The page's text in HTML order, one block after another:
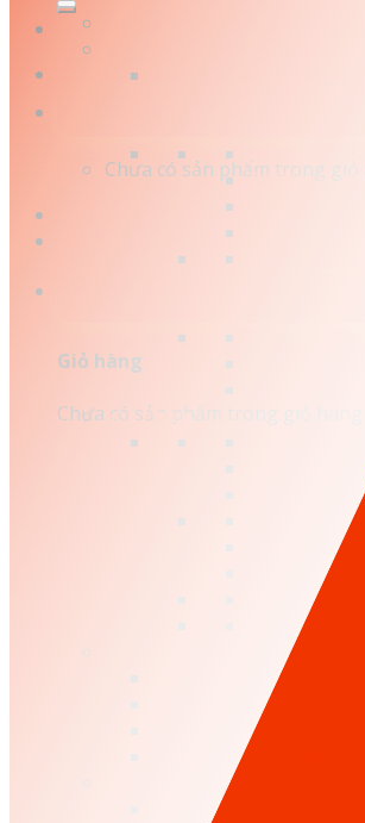
Hotline: 0879.26.26.04
Chưa có sản phẩm trong giỏ
Giỏ hàng
Chưa có sản phẩm trong giỏ hàng.
Tã/Bỉm Babi
Tã/Bỉm Little
Sản Phẩm
Nhất Điều
Thực Phẩm
Túi Đựng
Bách Hóa
Tất cả sản
Chăm Sóc Trẻ Sơ Sinh
Chăm Sóc Sức Khỏe
Dịch Vụ - Địa Điểm
Học Đàn Nha – Trung